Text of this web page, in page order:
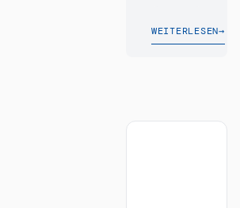
WEITERLESEN→